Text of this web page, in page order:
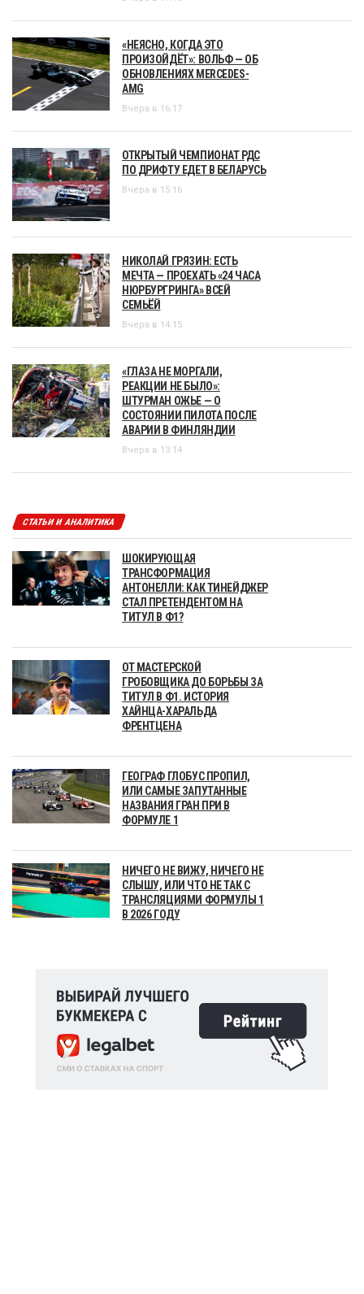
«НЕЯСНО, КОГДА ЭТО
ПРОИЗОЙДЁТ»: ВОЛЬФ — ОБ
ОБНОВЛЕНИЯХ MERCEDES-
AMG
Вчера в 16:17
ОТКРЫТЫЙ ЧЕМПИОНАТ РДС
ПО ДРИФТУ ЕДЕТ В БЕЛАРУСЬ
Вчера в 15:16
НИКОЛАЙ ГРЯЗИН: ЕСТЬ
МЕЧТА — ПРОЕХАТЬ «24 ЧАСА
НЮРБУРГРИНГА» ВСЕЙ
СЕМЬЁЙ
Вчера в 14:15
«ГЛАЗА НЕ МОРГАЛИ,
РЕАКЦИИ НЕ БЫЛО»:
ШТУРМАН ОЖЬЕ — О
СОСТОЯНИИ ПИЛОТА ПОСЛЕ
АВАРИИ В ФИНЛЯНДИИ
Вчера в 13:14
СТАТЬИ И АНАЛИТИКА
ШОКИРУЮЩАЯ
ТРАНСФОРМАЦИЯ
АНТОНЕЛЛИ: КАК ТИНЕЙДЖЕР
СТАЛ ПРЕТЕНДЕНТОМ НА
ТИТУЛ В Ф1?
ОТ МАСТЕРСКОЙ
ГРОБОВЩИКА ДО БОРЬБЫ ЗА
ТИТУЛ В Ф1. ИСТОРИЯ
ХАЙНЦА-ХАРАЛЬДА
ФРЕНТЦЕНА
ГЕОГРАФ ГЛОБУС ПРОПИЛ,
ИЛИ САМЫЕ ЗАПУТАННЫЕ
НАЗВАНИЯ ГРАН ПРИ В
ФОРМУЛЕ 1
НИЧЕГО НЕ ВИЖУ, НИЧЕГО НЕ
СЛЫШУ, ИЛИ ЧТО НЕ ТАК С
ТРАНСЛЯЦИЯМИ ФОРМУЛЫ 1
В 2026 ГОДУ